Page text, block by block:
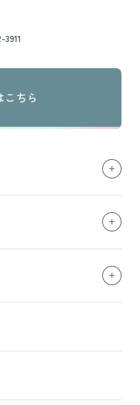
こちら